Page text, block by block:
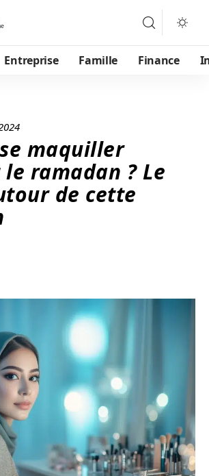
Entreprise Famille Finance
maquiller
ramadan ? Le
de cette